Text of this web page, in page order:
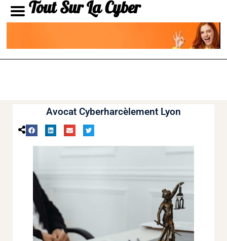
Tout Sur La Cyber
Avocat Cyberharcèlement Lyon